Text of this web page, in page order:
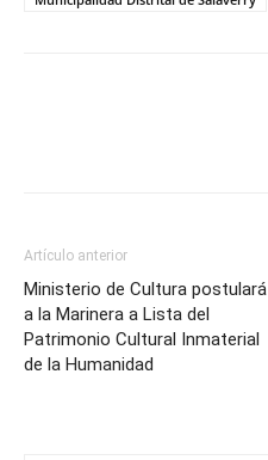
Artículo anterior
Ministerio de Cultura postulará
a la Marinera a Lista del
Patrimonio Cultural Inmaterial
de la Humanidad